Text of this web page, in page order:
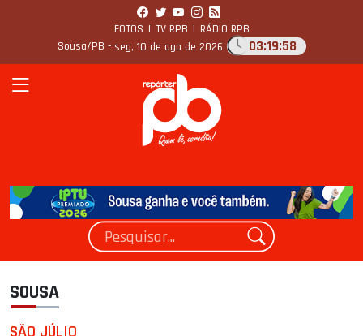
FOTOS | TV RPB | RÁDIO RPB
Sousa/PB - seg, 10 de ago de 2026 03:19:59
SOUSA